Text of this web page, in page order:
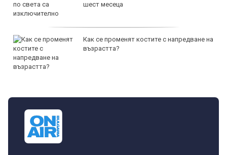
шест месеца
Как се променят костите с напредване на
възрастта?